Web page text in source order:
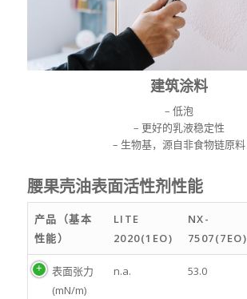
建筑涂料
– 低泡
– 更好的乳液稳定性
– 生物基，源自非食物链原料
腰果壳油表面活性剂性能
产品（基本
性能）
LITE
2020(1EO)
NX-
7507(7EO)
表面张力
(mN/m)
n.a. 53.0